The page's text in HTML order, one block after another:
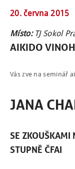
SEMINÁŘE
O NÁS
20. června 2015
Místo: TJ Sokol
AIKIDO
Vás zve na seminář
JANA
SE ZKOUŠKAMI
STUPNĚ ČFAI